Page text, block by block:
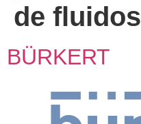
de fluidos
BÜRKERT